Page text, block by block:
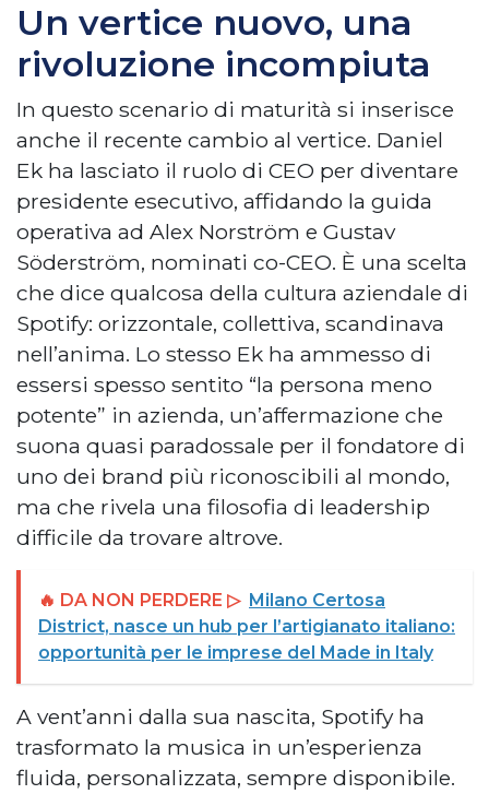
Un vertice nuovo, una
rivoluzione incompiuta
In questo scenario di maturità si inserisce
anche il recente cambio al vertice. Daniel
Ek ha lasciato il ruolo di CEO per diventare
presidente esecutivo, affidando la guida
operativa ad Alex Norström e Gustav
Söderström, nominati co-CEO. È una scelta
che dice qualcosa della cultura aziendale di
Spotify: orizzontale, collettiva, scandinava
nell’anima. Lo stesso Ek ha ammesso di
essersi spesso sentito “la persona meno
potente” in azienda, un’affermazione che
suona quasi paradossale per il fondatore di
uno dei brand più riconoscibili al mondo,
ma che rivela una filosofia di leadership
difficile da trovare altrove.
🔥 DA NON PERDERE ▷ Milano Certosa
District, nasce un hub per l’artigianato italiano:
opportunità per le imprese del Made in Italy
A vent’anni dalla sua nascita, Spotify ha
trasformato la musica in un’esperienza
fluida, personalizzata, sempre disponibile.